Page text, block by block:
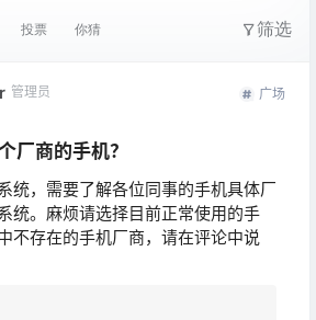
投票 你猜 筛选
管理员
广场
厂商的手机？
统，需要了解各位同事的手机具体厂
统。麻烦请选择目前正常使用的手
不存在的手机厂商，请在评论中说